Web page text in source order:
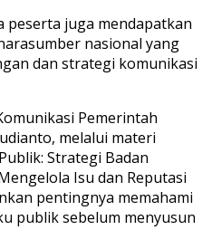
juga mendapatkan
nasional yang
dan strategi komunikasi
Pemerintah
melalui materi
Strategi Badan
Isu dan Reputasi
pentingnya memahami
publik sebelum menyusun